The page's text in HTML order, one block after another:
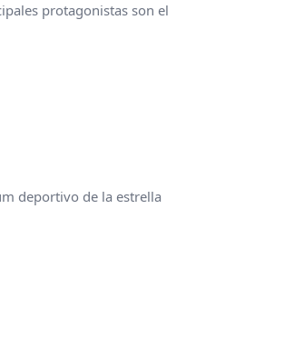
protagonistas son el
deportivo de la estrella